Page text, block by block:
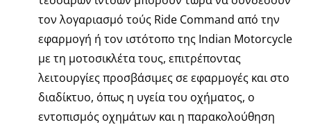
τον λογαριασμό τούς Ride Command από την
εφαρμογή ή τον ιστότοπο της Indian Motorcycle
με τη μοτοσικλέτα τους, επιτρέποντας
λειτουργίες προσβάσιμες σε εφαρμογές και στο
διαδίκτυο, όπως η υγεία του οχήματος, ο
εντοπισμός οχημάτων και η παρακολούθηση